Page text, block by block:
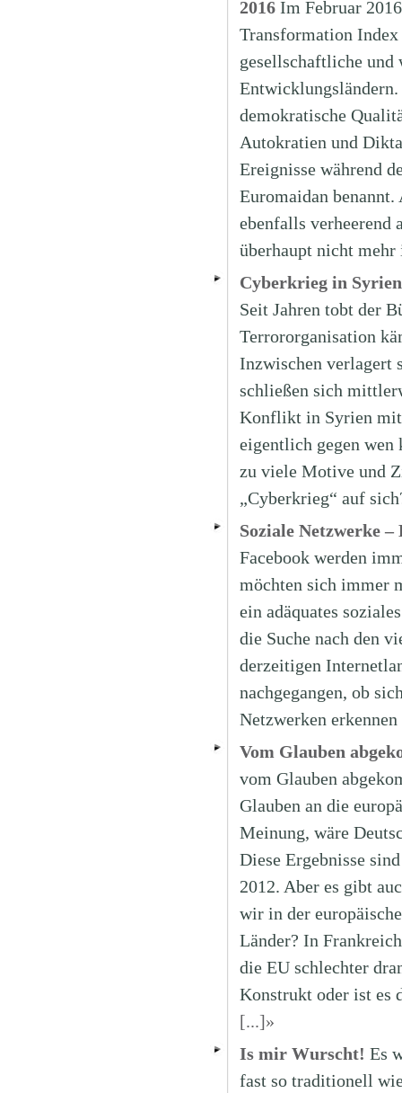
2016 Im Februar
Transformation
gesellschaftliche
demokratische
Autokratien und
Ereignisse während
Euromaidan
ebenfalls verheerend
überhaupt nicht
Cyberkrieg in
Seit Jahren tobt der
Terrororganisation
Inzwischen verlagert
schließen sich
Konflikt in Syrien
eigentlich gegen wen
zu viele Motive und
„Cyberkrieg“ auf
Soziale Netzwerke
Facebook werden
möchten sich immer
ein adäquates
die Suche nach den
derzeitigen
nachgegangen, ob
Netzwerken
Vom Glauben
vom Glauben
Glauben an die
Meinung, wäre
Diese Ergebnisse
2012. Aber es gibt
wir in der
Länder? In
die EU schlechter
Konstrukt oder ist es
[...]»
Is mir Wurscht! Es
fast so traditionell